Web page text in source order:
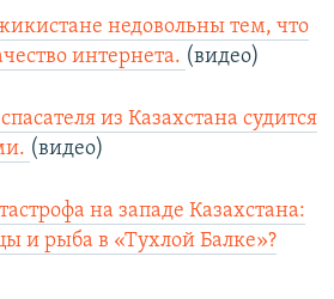
недовольны тем, что
интернета. (видео)
из Казахстана судится
(видео)
на западе Казахстана:
и рыба в «Тухлой Балке»?